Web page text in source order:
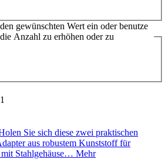
gewünschten Wert ein oder benutze
Anzahl zu erhöhen oder zu
Sie sich diese zwei praktischen
aus robustem Kunststoff für
Stahlgehäuse… Mehr